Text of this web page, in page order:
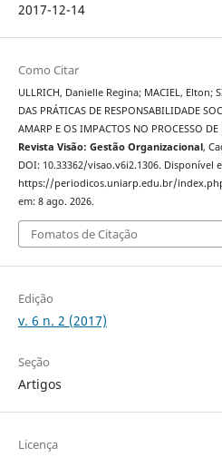
2017-12-14
Como Citar
ULLRICH, Danielle Regina; MACIEL, Elton;
DAS PRÁTICAS DE RESPONSABILIDADE
AMARP E OS IMPACTOS NO PROCESSO
Revista Visão: Gestão Organizacional,
DOI: 10.33362/visao.v6i2.1306. Disponível
https://periodicos.uniarp.edu.br/
em: 8 ago. 2026.
Fomatos de Citação
Edição
v. 6 n. 2 (2017)
Seção
Artigos
Licença